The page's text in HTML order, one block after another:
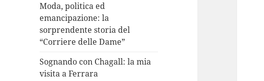
Moda, politica ed
emancipazione: la
sorprendente storia del
“Corriere delle Dame”
Sognando con Chagall: la mia
visita a Ferrara